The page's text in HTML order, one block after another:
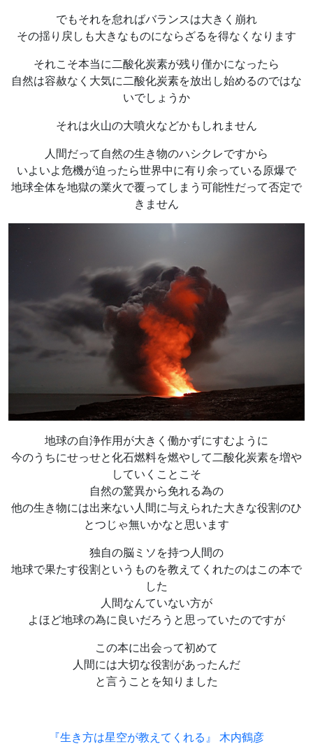
でもそれを怠ればバランスは大きく崩れ
その揺り戻しも大きなものにならざるを得なくなります
それこそ本当に二酸化炭素が残り僅かになったら
自然は容赦なく大気に二酸化炭素を放出し始めるのではな
いでしょうか
それは火山の大噴火などかもしれません
人間だって自然の生き物のハシクレですから
いよいよ危機が迫ったら世界中に有り余っている原爆で
地球全体を地獄の業火で覆ってしまう可能性だって否定で
きません
地球の自浄作用が大きく働かずにすむように
今のうちにせっせと化石燃料を燃やして二酸化炭素を増や
していくことこそ
自然の驚異から免れる為の
他の生き物には出来ない人間に与えられた大きな役割のひ
とつじゃ無いかなと思います
独自の脳ミソを持つ人間の
地球で果たす役割というものを教えてくれたのはこの本で
した
人間なんていない方が
よほど地球の為に良いだろうと思っていたのですが
この本に出会って初めて
人間には大切な役割があったんだ
と言うことを知りました
『生き方は星空が教えてくれる』 木内鶴彦